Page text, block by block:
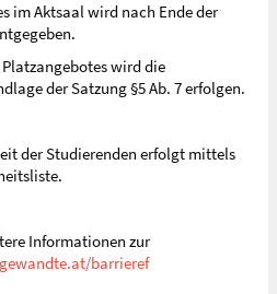
im Aktsaal wird nach Ende der
wird die
der Satzung §5 Ab. 7 erfolgen.
der Studierenden erfolgt mittels
Informationen zur
barrieref